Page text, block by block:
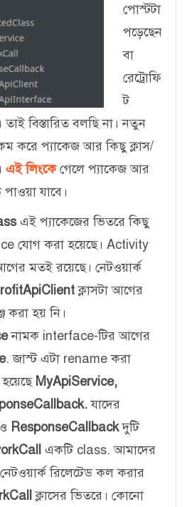
পোস্টটা
পড়েছেন
বা
রেট্রোফি
ট
বিস্তারিত বলছি না। নতুন
করে প্যাকেজ আর কিছু ক্লাস/
এই লিংকেগেলে প্যাকেজ আর
যাবে।
এই প্যাকেজের ভিতরে কিছু
যোগ করা হয়েছে। Activity
মতই রয়েছে। নেটওয়ার্ক
ক্লাসটা আগের
করা হয় নি।
নামক interface-টির আগের
. জাস্ট এটা rename করা
MyApiService,
যাদের
ResponseCallbackদুটি
একটি class. আমাদের
রিলেটেড কল করার
ক্লাসের ভিতরে। কোনো